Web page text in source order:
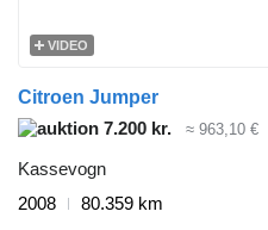
VIDEO
Citroen Jumper
7.200 kr.
≈ 963,10 €
Kassevogn
2008
80.359 km